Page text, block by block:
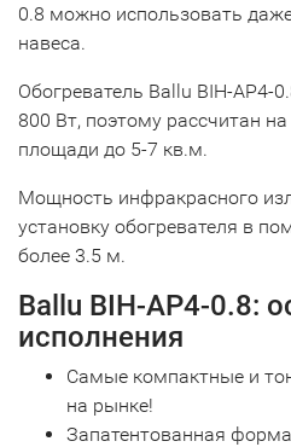
0.8 можно использовать
навеса.
Обогреватель Ballu BIH-
800 Вт, поэтому рассчитан
площади до 5-7 кв.м.
Мощность инфракрасного
установку обогревателя в
более 3.5 м.
Ballu BIH-AP4-0.8:
исполнения
Самые компактные и
на рынке!
Запатентованная